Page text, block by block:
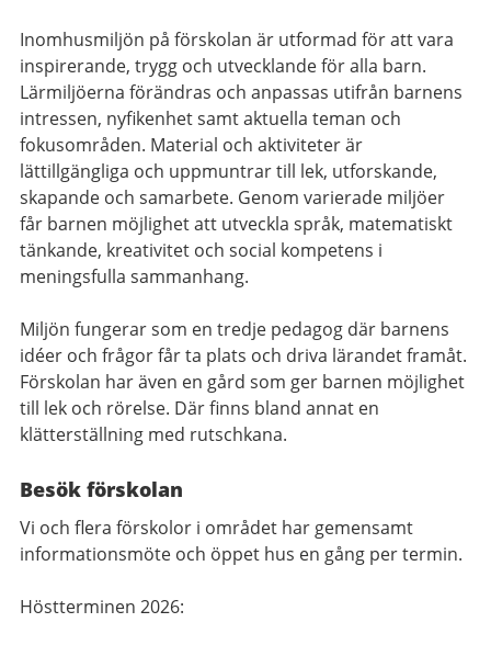
Inomhusmiljön på förskolan är utformad för att vara
inspirerande, trygg och utvecklande för alla barn.
Lärmiljöerna förändras och anpassas utifrån barnens
intressen, nyfikenhet samt aktuella teman och
fokusområden. Material och aktiviteter är
lättillgängliga och uppmuntrar till lek, utforskande,
skapande och samarbete. Genom varierade miljöer
får barnen möjlighet att utveckla språk, matematiskt
tänkande, kreativitet och social kompetens i
meningsfulla sammanhang.
Miljön fungerar som en tredje pedagog där barnens
idéer och frågor får ta plats och driva lärandet framåt.
Förskolan har även en gård som ger barnen möjlighet
till lek och rörelse. Där finns bland annat en
klätterställning med rutschkana.
Besök förskolan
Vi och flera förskolor i området har gemensamt
informationsmöte och öppet hus en gång per termin.
Höstterminen 2026: